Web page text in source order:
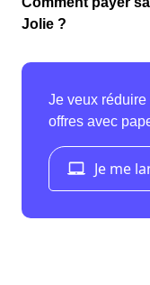
Jolie ?